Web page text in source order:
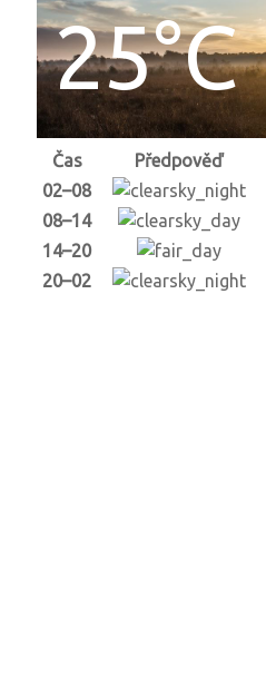
25°C
Čas Předpověď
02–08
08–14
14–20
20–02